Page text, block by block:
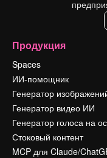
Продукция
Spaces
ИИ-помощник
Генератор
Генератор видео ИИ
Генератор голоса на
Стоковый контент
MCP для Claude/